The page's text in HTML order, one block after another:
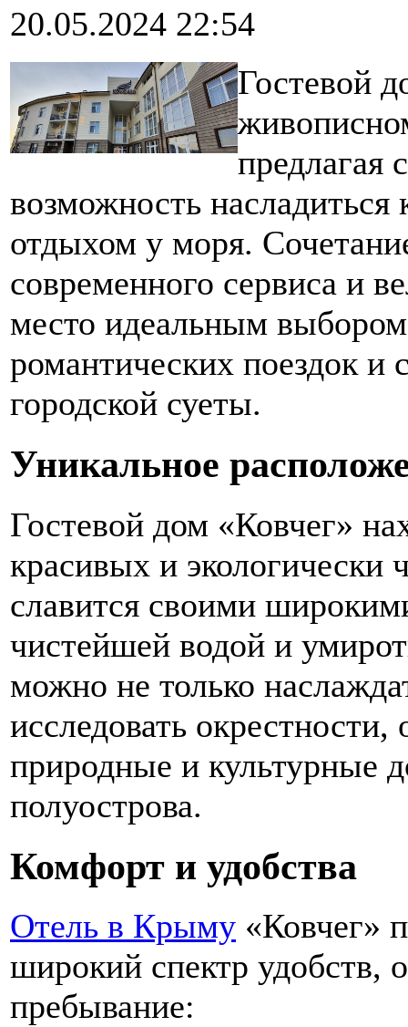
20.05.2024 22:54
Гостевой
предлагая
возможность
отдыхом у моря.
современного сервиса и
место идеальным
романтических поездок и
городской суеты.
Уникальное
Гостевой дом «Ковчег»
красивых и
славится своими
чистейшей водой и
можно не только
исследовать
природные и культурные
полуострова.
Комфорт и удобства
Отель в Крыму «Ковчег»
широкий спектр удобств,
пребывание: